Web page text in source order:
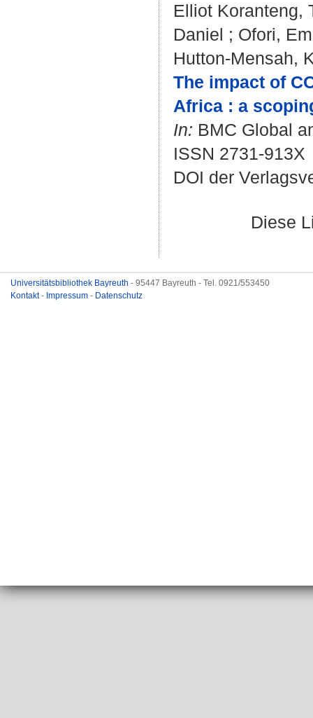
Elliot Koranteng,
Daniel ; Ofori,
Hutton-Mensah,
The impact of
Africa : a
In: BMC Global
ISSN 2731-913X
DOI der
Diese
Universitätsbibliothek Bayreuth - 95447 Bayreuth - Tel. 0921/553450
Kontakt- Impressum - Datenschutz